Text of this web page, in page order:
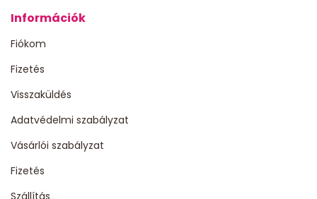
Információk
Fiókom
Fizetés
Visszaküldés
Adatvédelmi szabályzat
Vásárlói szabályzat
Fizetés
Szállítás